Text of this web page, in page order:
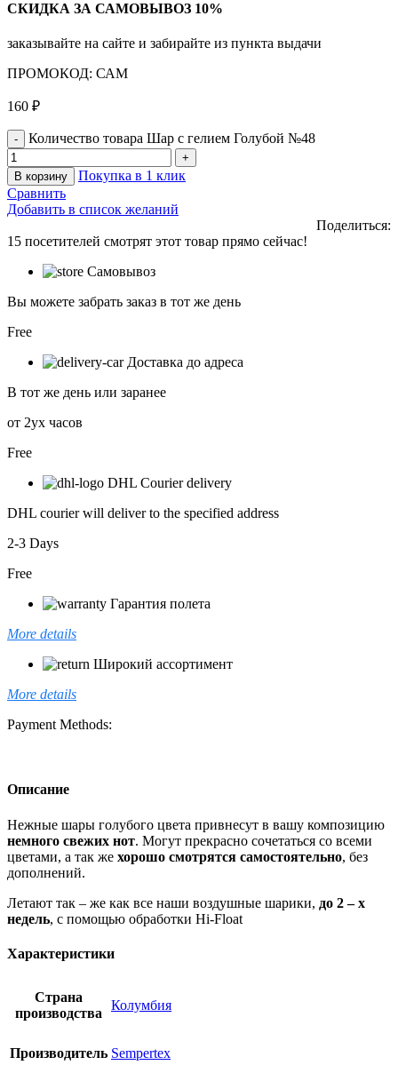
СКИДКА ЗА САМОВЫВОЗ 10%
заказывайте на сайте и забирайте из пункта выдачи
ПРОМОКОД: САМ
160 ₽
Количество товара Шар с гелием Голубой №48
В корзину
Покупка в 1 клик
Сравнить
Добавить в список желаний
Поделиться:
15 посетителей смотрят этот товар прямо сейчас!
Самовывоз
Вы можете забрать заказ в тот же день
Free
Доставка до адреса
В тот же день или заранее
от 2ух часов
Free
DHL Courier delivery
DHL courier will deliver to the specified address
2-3 Days
Free
Гарантия полета
More details
Широкий ассортимент
More details
Payment Methods:
Описание
Нежные шары голубого цвета привнесут в вашу композицию
немного свежих нот. Могут прекрасно сочетаться со всеми
цветами, а так же хорошо смотрятся самостоятельно, без
дополнений.
Летают так – же как все наши воздушные шарики, до 2 – х
недель, с помощью обработки Hi-Float
Характеристики
Страна
производства
Колумбия
Производитель Sempertex